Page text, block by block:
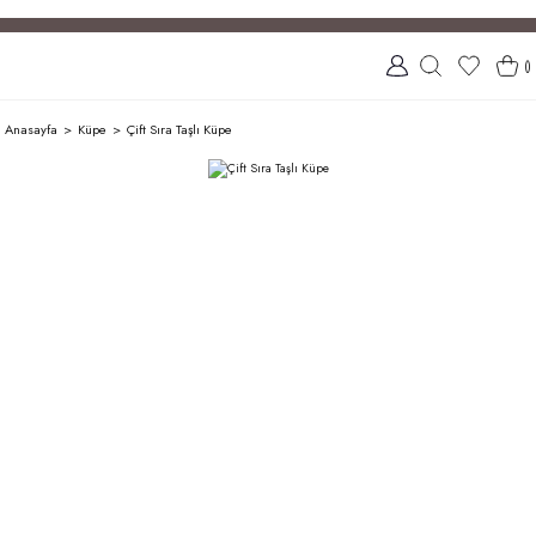
()
Anasayfa Küpe Çift Sıra Taşlı Küpe